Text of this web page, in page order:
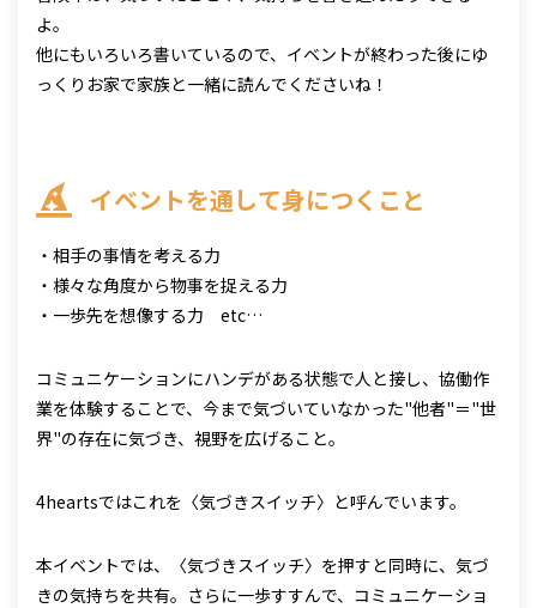
よ。
他にもいろいろ書いているので、イベントが終わった後にゆ
っくりお家で家族と一緒に読んでくださいね！
イベントを通して身につくこと
・相手の事情を考える力
・様々な角度から物事を捉える力
・一歩先を想像する力 etc…
コミュニケーションにハンデがある状態で人と接し、協働作
業を体験することで、今まで気づいていなかった"他者"＝"世
界"の存在に気づき、視野を広げること。
4heartsではこれを〈気づきスイッチ〉と呼んでいます。
本イベントでは、〈気づきスイッチ〉を押すと同時に、気づ
きの気持ちを共有。さらに一歩すすんで、コミュニケーショ